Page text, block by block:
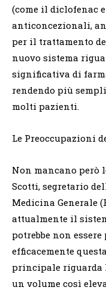
(come il diclofenac
anticoncezionali,
per il trattamento
nuovo sistema
significativa di
rendendo più
molti pazienti.
Le Preoccupazioni
Non mancano però
Scotti, segretario
Medicina Generale
attualmente il
potrebbe non
efficacemente
principale riguarda
un volume così